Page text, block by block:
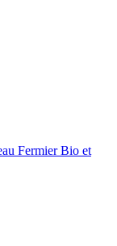
Fermier Bio et